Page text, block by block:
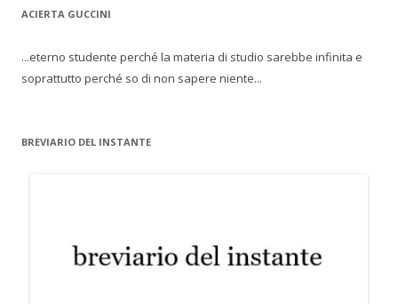
ACIERTA GUCCINI
...eterno studente perché la materia di studio sarebbe infinita e
soprattutto perché so di non sapere niente...
BREVIARIO DEL INSTANTE